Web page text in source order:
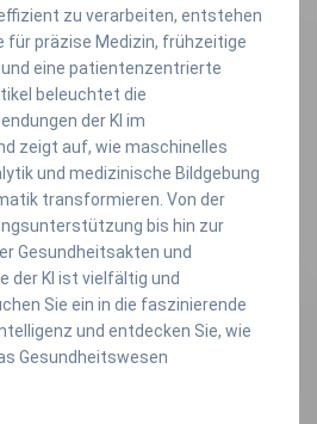
zu verarbeiten, entstehen
für präzise Medizin, frühzeitige
eine patientenzentrierte
beleuchtet die
der KI im
zeigt auf, wie maschinelles
und medizinische Bildgebung
transformieren. Von der
bis hin zur
Gesundheitsakten und
der KI ist vielfältig und
Sie ein in die faszinierende
und entdecken Sie, wie
Gesundheitswesen